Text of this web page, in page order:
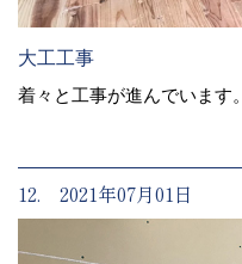
大工工事
着々と工事が進んでいます。
12. 2021年07月01日